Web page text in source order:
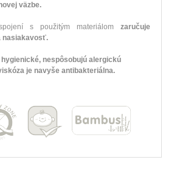
väzbe.
s použitým materiálom zaručuje
nasiakavosť.
hygienické, nespôsobujú alergickú
je navyše antibakteriálna.